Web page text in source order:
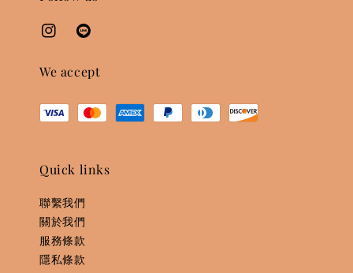
We accept
Quick links
聯繫我們
關於我們
服務條款
隱私條款